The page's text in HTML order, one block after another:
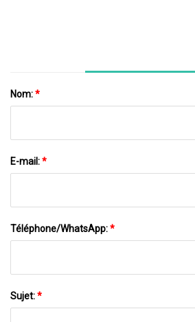
Nom:*
E-mail:*
Téléphone/WhatsApp:*
Sujet:*